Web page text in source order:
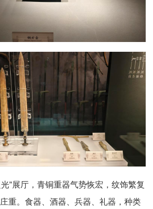
展厅，青铜重器气势恢宏，纹饰繁复
重。食器、酒器、兵器、礼器，种类